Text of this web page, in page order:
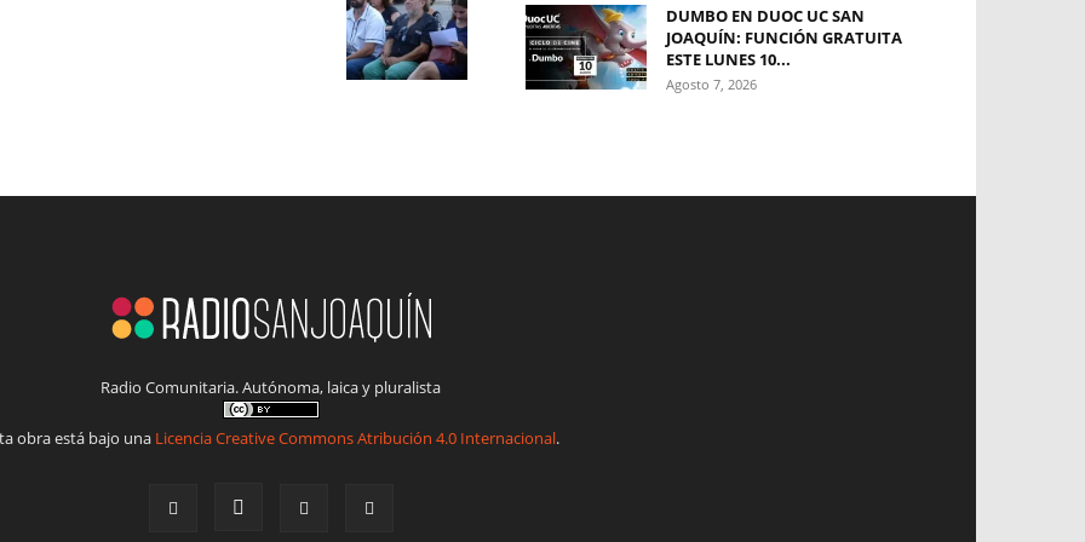
DUMBO EN DUOC UC SAN
JOAQUÍN: FUNCIÓN GRATUITA
ESTE LUNES 10...
Agosto 7, 2026
Radio Comunitaria. Autónoma, laica y pluralista
obra está bajo una Licencia Creative Commons Atribución 4.0 Internacional.